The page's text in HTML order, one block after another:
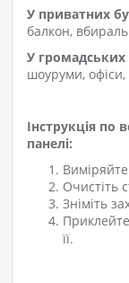
У приватних
балкон,
У громадських
шоуруми, офіси,
Інструкція по
панелі:
Очистіть
Зніміть
її.